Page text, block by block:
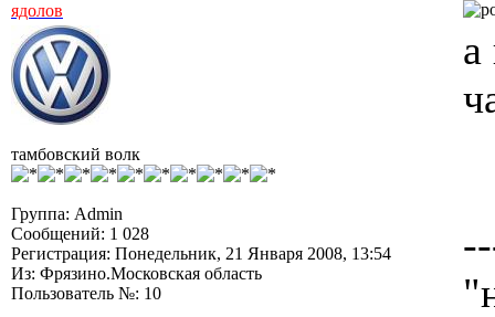
ядолов
тамбовский волк
Группа: Admin
Сообщений: 1 028
Регистрация: Понедельник, 21 Января 2008, 13:54
Из: Фрязино.Московская область
Пользователь №: 10
а